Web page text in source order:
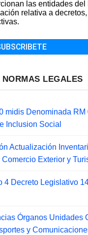
las entidades
relativa a
LEGALES
midis Denominada RM
Inclusion Social
Actualización
Exterior y
4 Decreto Legislativo
Órganos Unidades
y